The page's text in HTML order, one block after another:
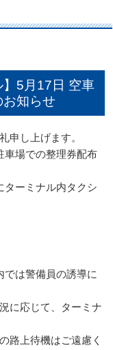
】5月17日 空車
お知らせ
申し上げます。
場での整理券配布
ーミナル内タクシ
は警備員の誘導に
応じて、ターミナ
上待機はご遠慮く